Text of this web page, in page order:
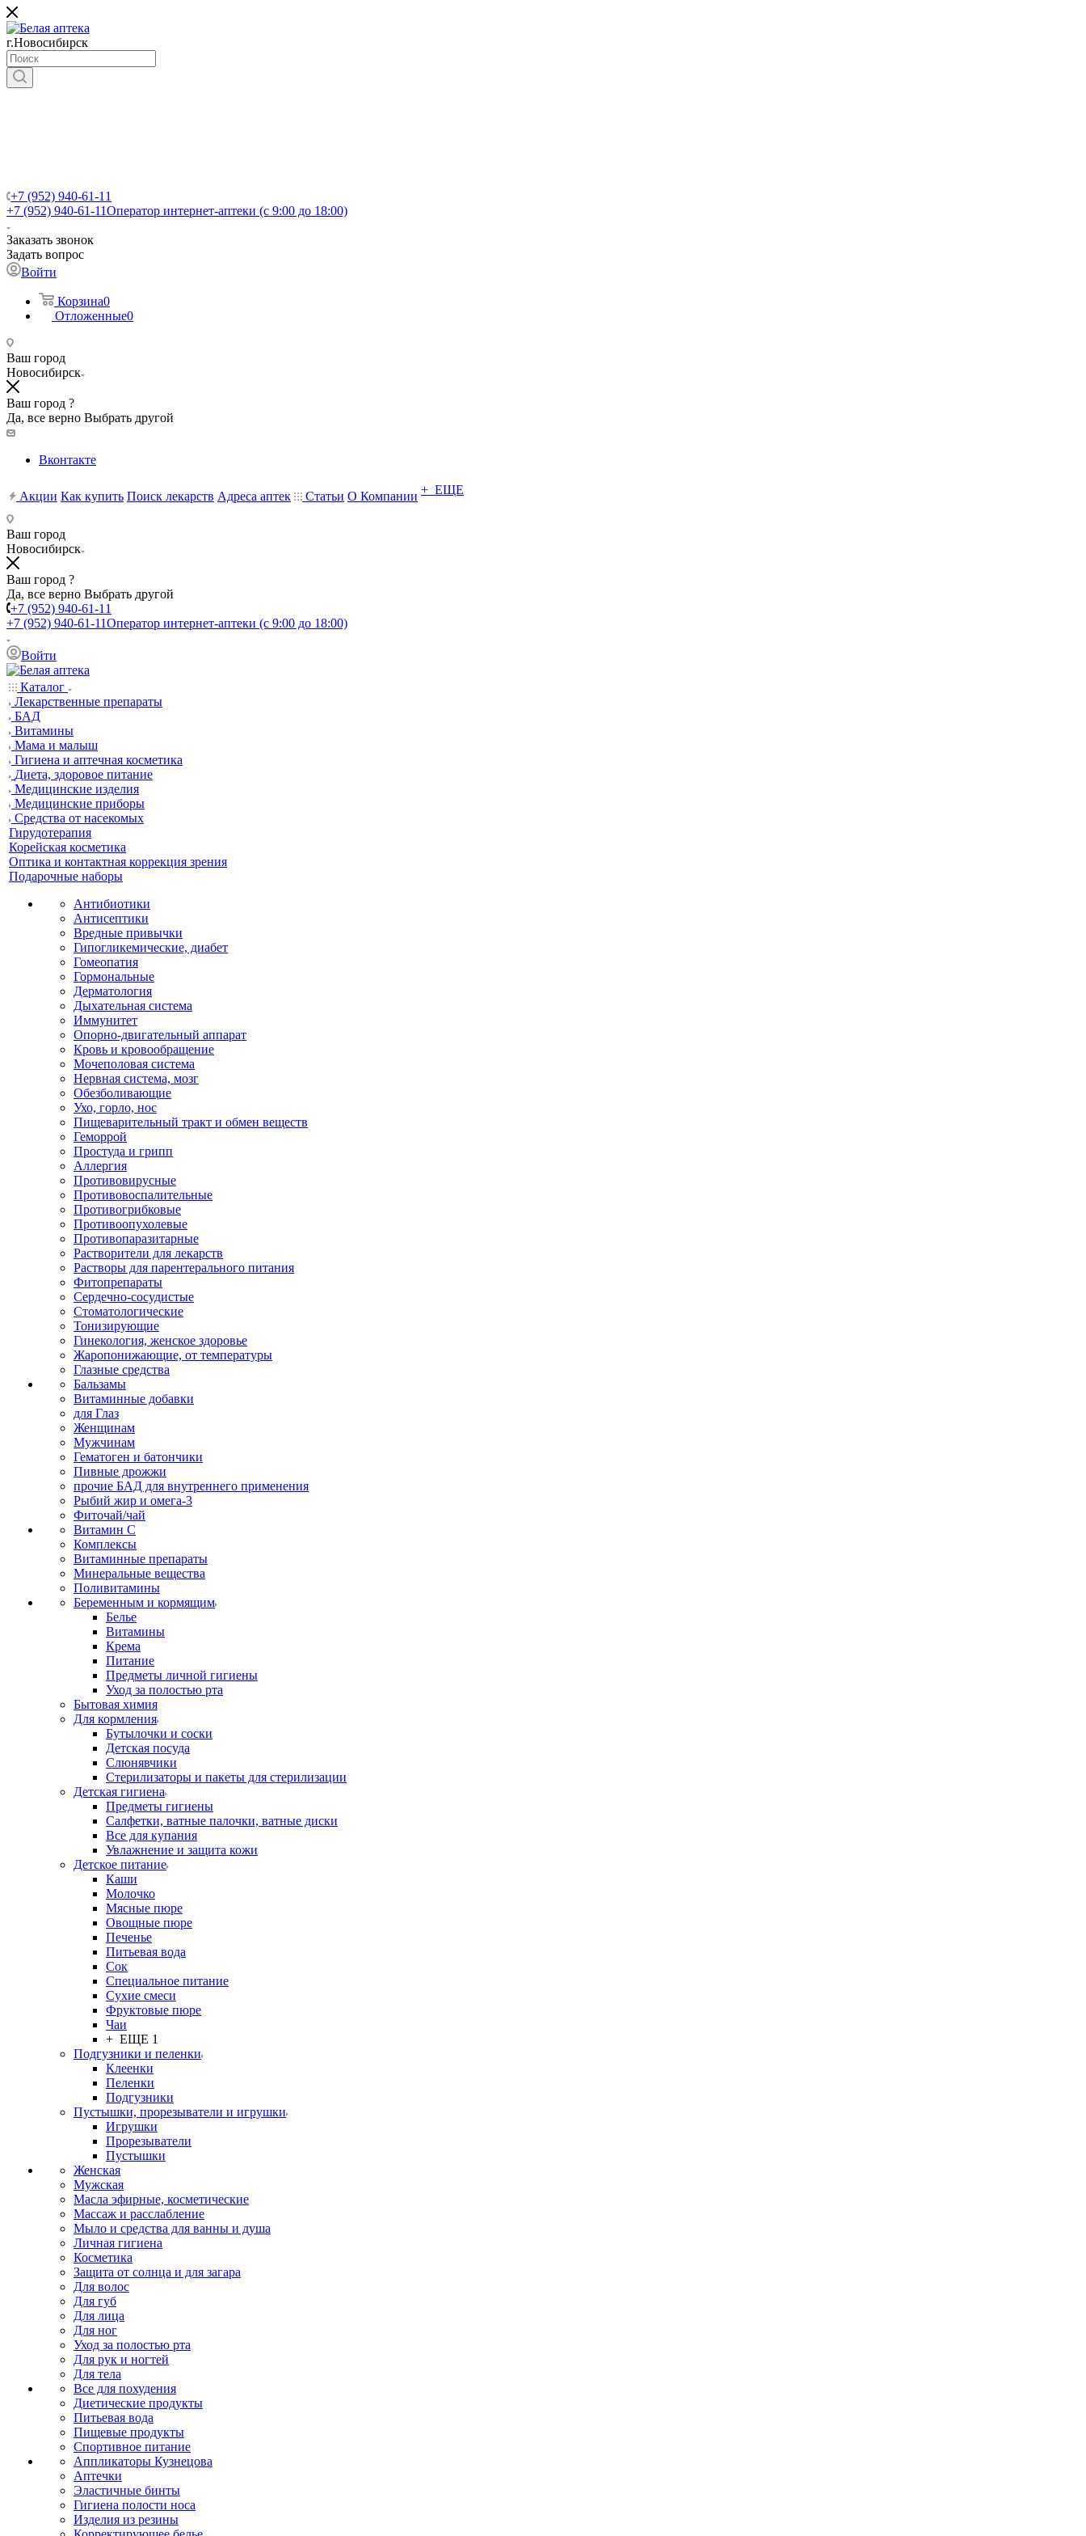
г.Новосибирск
+7 (952) 940-61-11
+7 (952) 940-61-11Оператор интернет-аптеки (с 9:00 до 18:00)
Заказать звонок
Задать вопрос
Войти
Корзина0
Отложенные0
Ваш город
Новосибирск
Ваш город ?
Да, все верно Выбрать другой
Вконтакте
Акции Как купить Поиск лекарств Адреса аптек Статьи О Компании + ЕЩЕ
Ваш город
Новосибирск
Ваш город ?
Да, все верно Выбрать другой
+7 (952) 940-61-11
+7 (952) 940-61-11Оператор интернет-аптеки (с 9:00 до 18:00)
Войти
Каталог
Лекарственные препараты
БАД
Витамины
Мама и малыш
Гигиена и аптечная косметика
Диета, здоровое питание
Медицинские изделия
Медицинские приборы
Средства от насекомых
Гирудотерапия
Корейская косметика
Оптика и контактная коррекция зрения
Подарочные наборы
Антибиотики
Антисептики
Вредные привычки
Гипогликемические, диабет
Гомеопатия
Гормональные
Дерматология
Дыхательная система
Иммунитет
Опорно-двигательный аппарат
Кровь и кровообращение
Мочеполовая система
Нервная система, мозг
Обезболивающие
Ухо, горло, нос
Пищеварительный тракт и обмен веществ
Геморрой
Простуда и грипп
Аллергия
Противовирусные
Противовоспалительные
Противогрибковые
Противоопухолевые
Противопаразитарные
Растворители для лекарств
Растворы для парентерального питания
Фитопрепараты
Сердечно-сосудистые
Стоматологические
Тонизирующие
Гинекология, женское здоровье
Жаропонижающие, от температуры
Глазные средства
Бальзамы
Витаминные добавки
для Глаз
Женщинам
Мужчинам
Гематоген и батончики
Пивные дрожжи
прочие БАД для внутреннего применения
Рыбий жир и омега-3
Фиточай/чай
Витамин С
Комплексы
Витаминные препараты
Минеральные вещества
Поливитамины
Беременным и кормящим
Белье
Витамины
Крема
Питание
Предметы личной гигиены
Уход за полостью рта
Бытовая химия
Для кормления
Бутылочки и соски
Детская посуда
Слюнявчики
Стерилизаторы и пакеты для стерилизации
Детская гигиена
Предметы гигиены
Салфетки, ватные палочки, ватные диски
Все для купания
Увлажнение и защита кожи
Детское питание
Каши
Молочко
Мясные пюре
Овощные пюре
Печенье
Питьевая вода
Сок
Специальное питание
Сухие смеси
Фруктовые пюре
Чаи
+ ЕЩЕ 1
Подгузники и пеленки
Клеенки
Пеленки
Подгузники
Пустышки, прорезыватели и игрушки
Игрушки
Прорезыватели
Пустышки
Женская
Мужская
Масла эфирные, косметические
Массаж и расслабление
Мыло и средства для ванны и душа
Личная гигиена
Косметика
Защита от солнца и для загара
Для волос
Для губ
Для лица
Для ног
Уход за полостью рта
Для рук и ногтей
Для тела
Все для похудения
Диетические продукты
Питьевая вода
Пищевые продукты
Спортивное питание
Аппликаторы Кузнецова
Аптечки
Эластичные бинты
Гигиена полости носа
Изделия из резины